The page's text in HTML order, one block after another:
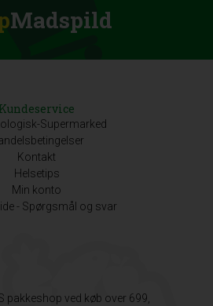
Madspild
Kundeservice
Supermarked
Kontakt
Helsetips
Min konto
- Spørgsmål og svar
pakkeshop ved køb over 699,